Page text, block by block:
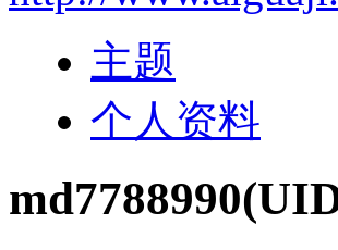
主题
个人资料
md7788990